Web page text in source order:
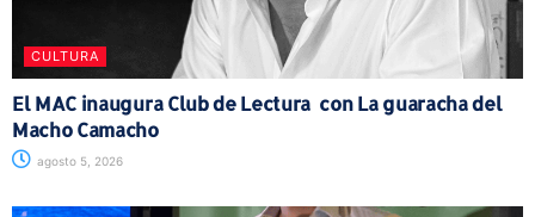
CULTURA
El MAC inaugura Club de Lectura con La guaracha del
Macho Camacho
agosto 5, 2026